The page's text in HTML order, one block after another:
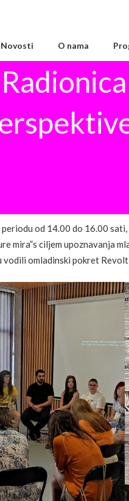
Novosti O nama
od 14.00 do 16.00
mira”s ciljem upoznavanja
omladinski pokret